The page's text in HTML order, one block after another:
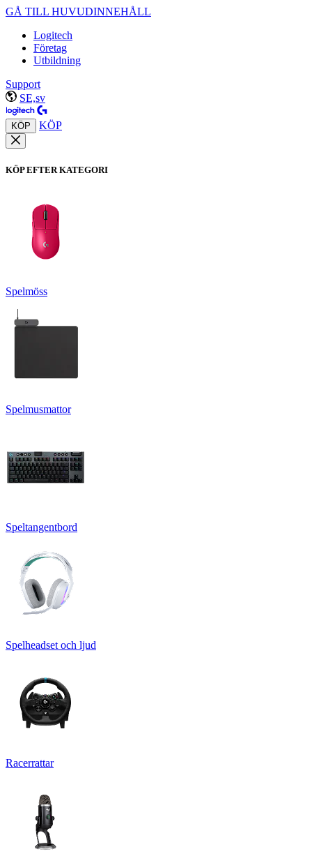
GÅ TILL HUVUDINNEHÅLL
Logitech
Företag
Utbildning
Support
SE,sv
KÖP KÖP
KÖP EFTER KATEGORI
Spelmöss
Spelmusmattor
Speltangentbord
Spelheadset och ljud
Racerrattar